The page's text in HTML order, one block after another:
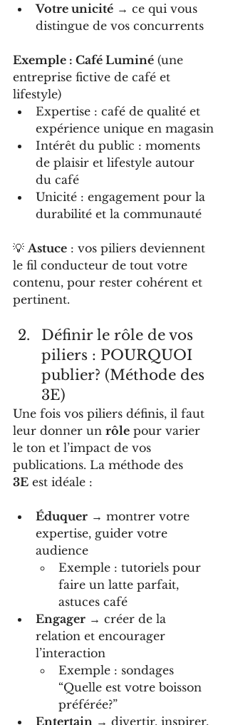
Votre unicité → ce qui vous
distingue de vos concurrents
Exemple : Café Luminé (une
entreprise fictive de café et
lifestyle)
Expertise : café de qualité et
expérience unique en magasin
Intérêt du public : moments
de plaisir et lifestyle autour
du café
Unicité : engagement pour la
durabilité et la communauté
💡 Astuce : vos piliers deviennent
le fil conducteur de tout votre
contenu, pour rester cohérent et
pertinent.
Définir le rôle de vos
piliers : POURQUOI
publier? (Méthode des
3E)
Une fois vos piliers définis, il faut
leur donner un rôle pour varier
le ton et l’impact de vos
publications. La méthode des
3E est idéale :
Éduquer → montrer votre
expertise, guider votre
audience
Exemple : tutoriels pour
faire un latte parfait,
astuces café
Engager → créer de la
relation et encourager
l’interaction
Exemple : sondages
“Quelle est votre boisson
préférée?”
Entertain → divertir, inspirer,